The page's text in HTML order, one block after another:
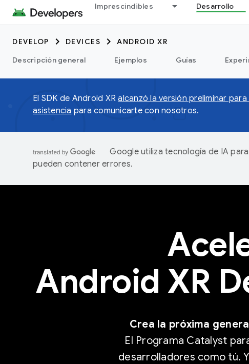
Imprescindibles Desarrollo
DEVELOP DEVICES
ANDROID XR
Descripción general
Ejemplos Guías
El SDK de Android XRalcanzó la versión preliminar
asistencia para comunicarte con nosotros.
Google utiliza tecnología de IA
pueden contener errores.
Android XR
Crea la próxima
El Programa Catalyst
desarrolladores como tú.